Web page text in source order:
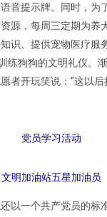
音提示牌。同时，为
源，每周三定期为养
识、提供宠物医疗服
练狗狗的文明礼仪。
者开玩笑说：“这以
党员学习活动
文明加油站五星加油员
以一个共产党员的标